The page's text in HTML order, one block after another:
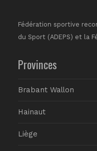
Fédération sportive
du Sport (ADEPS) et la
Provinces
Brabant Wallon
Hainaut
Liège